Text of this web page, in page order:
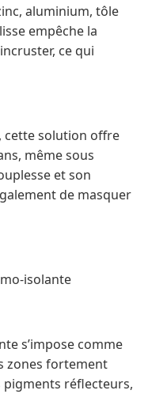
aluminium, tôle
empêche la
ce qui
cette solution offre
même sous
et son
de masquer
isolante
s’impose comme
zones fortement
pigments réflecteurs,